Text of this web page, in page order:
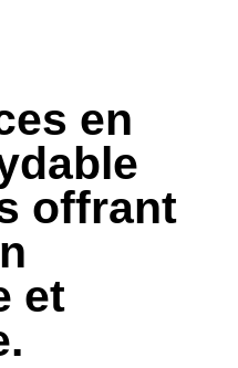
en
offrant
et